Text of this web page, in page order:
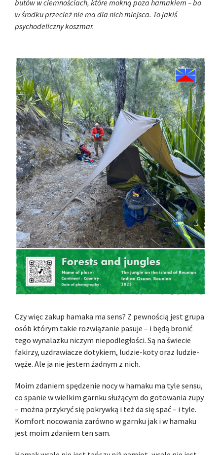
butów w ciemnościach, które mokną poza hamakiem – bo
w środku przecież nie ma dla nich miejsca. To jakiś
psychodeliczny koszmar.
Czy więc zakup hamaka ma sens? Z pewnością jest grupa
osób którym takie rozwiązanie pasuje – i będą bronić
tego wynalazku niczym niepodległości. Są na świecie
fakirzy, uzdrawiacze dotykiem, ludzie-koty oraz ludzie-
węże. Ale ja nie jestem żadnym z nich.
Moim zdaniem spędzenie nocy w hamaku ma tyle sensu,
co spanie w wielkim garnku służącym do gotowania zupy
– można przykryć się pokrywką i też da się spać – i tyle.
Komfort nocowania zarówno w garnku jak i w hamaku
jest moim zdaniem ten sam.